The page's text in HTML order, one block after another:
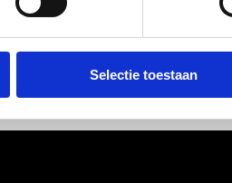
Selectie toestaan
to the